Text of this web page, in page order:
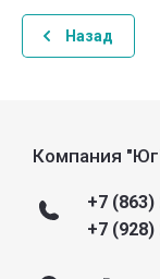
Назад
Компания
+7 (863)
+7 (928)